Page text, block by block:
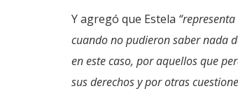
Y agregó que Estela
cuando no pudieron saber nada
en este caso, por aquellos que
sus derechos y por otras